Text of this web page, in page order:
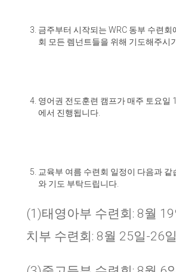
금주부터 시작되는 WRC 동부 수련회
회 모든 렘넌트들을 위해 기도해주시
영어권 전도훈련 캠프가 매주 토요일
에서 진행됩니다
교육부 여름 수련회 일정이 다음과 같
와 기도 부탁드립니다
(1)태영아부 수련회: 8월
치부 수련회: 8월 25일-26일